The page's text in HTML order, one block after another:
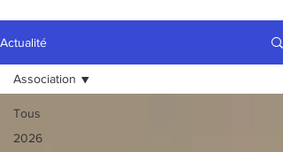
Actualité
Tous
2026
Association